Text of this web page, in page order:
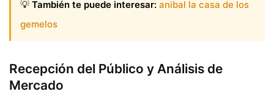
💡 También te puede interesar: anibal la casa de los
gemelos
Recepción del Público y Análisis de
Mercado